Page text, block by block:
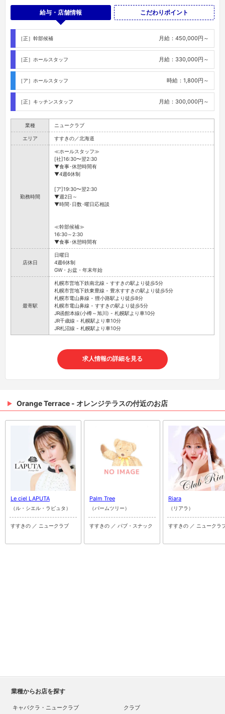
給与・店舗情報 こだわりポイント
［正］幹部候補 月給：450,000円～
［正］ホールスタッフ 月給：330,000円～
［ア］ホールスタッフ 時給：1,800円～
［正］キッチンスタッフ 月給：300,000円～
業種 ニュークラブ
エリア すすきの／北海道
勤務時間
≪ホールスタッフ≫
[社]16:30〜翌2:30
▼食事･休憩時間有
▼4週6休制
[ア]19:30〜翌2:30
▼週2日～
▼時間･日数･曜日応相談
≪幹部候補≫
16:30～2:30
▼食事･休憩時間有
店休日
日曜日
4週6休制
GW・お盆・年末年始
最寄駅
札幌市営地下鉄南北線 - すすきの駅より徒歩5分
札幌市営地下鉄東豊線 - 豊水すすきの駅より徒歩5分
札幌市電山鼻線 - 狸小路駅より徒歩8分
札幌市電山鼻線 - すすきの駅より徒歩5分
JR函館本線(小樽～旭川) - 札幌駅より車10分
JR千歳線 - 札幌駅より車10分
JR札沼線 - 札幌駅より車10分
求人情報の詳細を見る
Orange Terrace - オレンジテラスの付近のお店
Le ciel LAPUTA
（ル・シエル・ラピュタ）
すすきの ／ ニュークラブ
Palm Tree
（パームツリー）
すすきの ／ パブ・スナック
Riara
（リアラ）
すすきの ／ ニュークラ
業種からお店を探す
キャバクラ・ニュークラブ
クラブ